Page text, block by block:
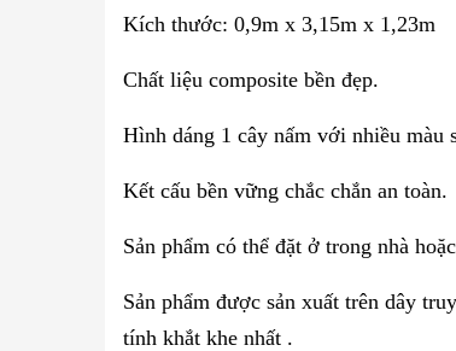
Kích thước: 0,9m x 3,15m x 1,23m
Chất liệu composite bền đẹp.
Hình dáng 1 cây nấm với nhiều màu
Kết cấu bền vững chắc chắn an toàn.
Sản phẩm có thể đặt ở trong nhà
Sản phẩm được sản xuất trên dây
tính khắt khe nhất .